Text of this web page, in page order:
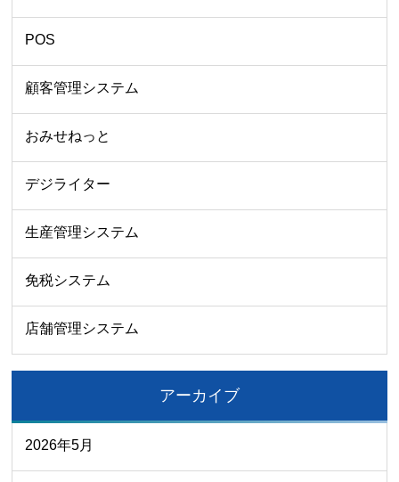
POS
顧客管理システム
おみせねっと
デジライター
生産管理システム
免税システム
店舗管理システム
アーカイブ
2026年5月